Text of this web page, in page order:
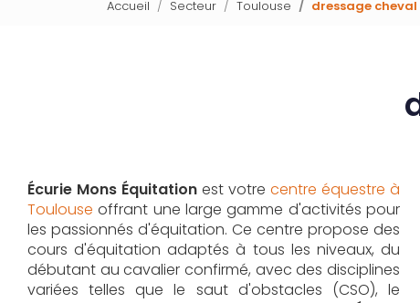
Accueil Secteur Toulouse dressage
Écurie Mons Équitation est votre centre équestre à
Toulouse offrant une large gamme d'activités pour
les passionnés d'équitation. Ce centre propose des
cours d'équitation adaptés à tous les niveaux, du
débutant au cavalier confirmé, avec des disciplines
variées telles que le saut d'obstacles (CSO), le